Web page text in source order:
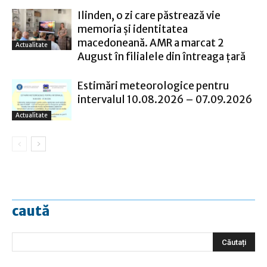
Actualitate
Ilinden, o zi care păstrează vie
memoria și identitatea
macedoneană. AMR a marcat 2
August în filialele din întreaga țară
Actualitate
Estimări meteorologice pentru
intervalul 10.08.2026 – 07.09.2026
caută